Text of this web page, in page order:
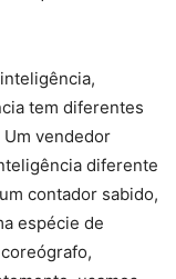
tem diferentes
vendedor
diferente
contador sabido,
espécie de